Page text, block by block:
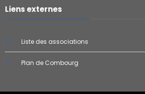
Liens externes
Liste des associations
Plan de Combourg